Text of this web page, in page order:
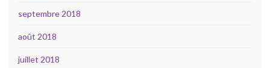
septembre 2018
août 2018
juillet 2018